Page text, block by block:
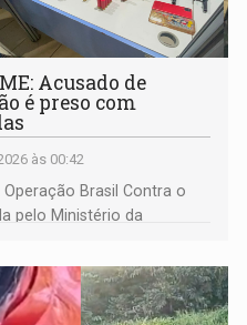
Acusado de
é preso com
às 00:42
Brasil Contra o
pelo Ministério da